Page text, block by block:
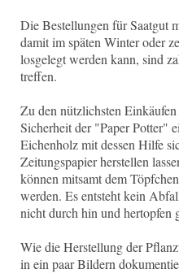
Die Bestellungen für Saatgut
damit im späten Winter oder
losgelegt werden kann, sind
treffen.
Zu den nützlichsten
Sicherheit der "Paper Potter"
Eichenholz mit dessen Hilfe
Zeitungspapier herstellen
können mitsamt dem
werden. Es entsteht kein
nicht durch hin und hertopfen
Wie die Herstellung der
in ein paar Bildern